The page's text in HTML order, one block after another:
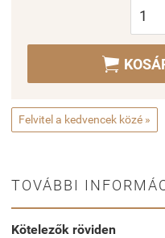

Felvitel a kedvencek közé »
TOVÁBBI
Kötelezők röviden